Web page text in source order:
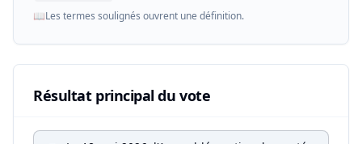
📖Les termes soulignés ouvrent une définition.
Résultat principal du vote